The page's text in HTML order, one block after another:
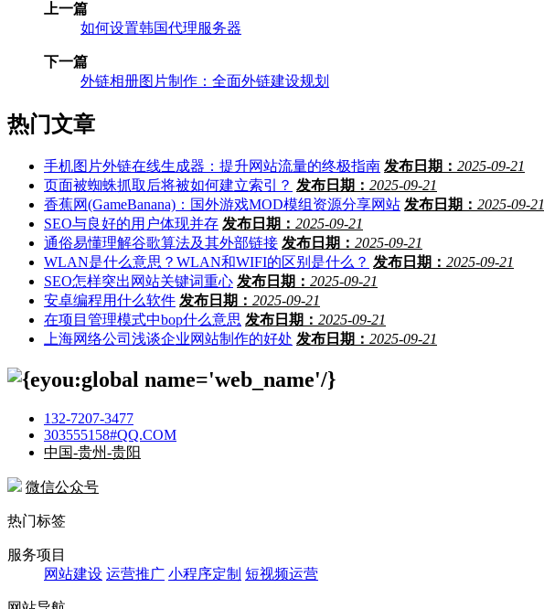
上一篇
如何设置韩国代理服务器
下一篇
外链相册图片制作：全面外链建设规划
热门文章
手机图片外链在线生成器：提升网站流量的终极指南 发布日期： 2025-09-21
页面被蜘蛛抓取后将被如何建立索引？ 发布日期： 2025-09-21
香蕉网(GameBanana)：国外游戏MOD模组资源分享网站 发布日期： 2025-09-21
SEO与良好的用户体现并存 发布日期： 2025-09-21
通俗易懂理解谷歌算法及其外部链接 发布日期： 2025-09-21
WLAN是什么意思？WLAN和WIFI的区别是什么？ 发布日期： 2025-09-21
SEO怎样突出网站关键词重心 发布日期： 2025-09-21
安卓编程用什么软件 发布日期： 2025-09-21
在项目管理模式中bop什么意思 发布日期： 2025-09-21
上海网络公司浅谈企业网站制作的好处 发布日期： 2025-09-21
132-7207-3477
303555158#QQ.COM
中国-贵州-贵阳
微信公众号
热门标签
服务项目
网站建设 运营推广 小程序定制 短视频运营